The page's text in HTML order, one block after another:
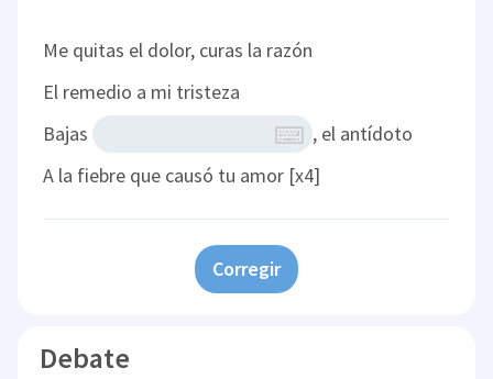
Me quitas el dolor, curas la razón
El remedio a mi tristeza
Bajas
, el antídoto
A la fiebre que causó tu amor [x4]
Corregir
Debate